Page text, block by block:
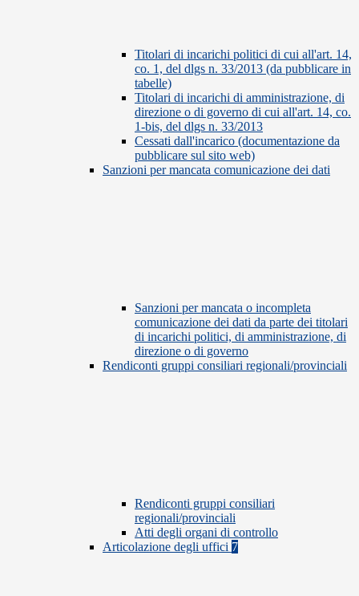
Titolari di incarichi politici di cui all'art. 14,
co. 1, del dlgs n. 33/2013 (da pubblicare in
tabelle)
Titolari di incarichi di amministrazione, di
direzione o di governo di cui all'art. 14, co.
1-bis, del dlgs n. 33/2013
Cessati dall'incarico (documentazione da
pubblicare sul sito web)
Sanzioni per mancata comunicazione dei dati
Sanzioni per mancata o incompleta
comunicazione dei dati da parte dei titolari
di incarichi politici, di amministrazione, di
direzione o di governo
Rendiconti gruppi consiliari regionali/provinciali
Rendiconti gruppi consiliari
regionali/provinciali
Atti degli organi di controllo
Articolazione degli uffici 7